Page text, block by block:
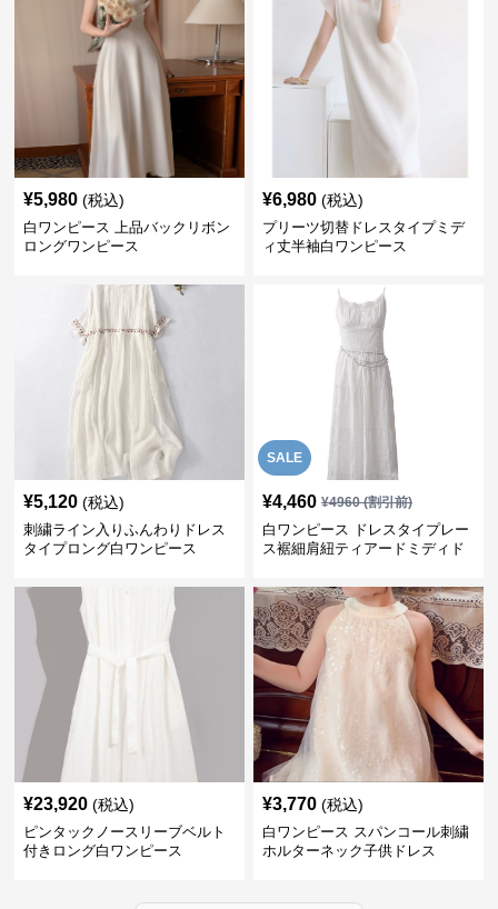
¥5,980 (税込)
白ワンピース 上品バックリボン
ロングワンピース
¥6,980 (税込)
プリーツ切替ドレスタイプミデ
ィ丈半袖白ワンピース
¥5,120 (税込)
刺繍ライン入りふんわりドレス
タイプロング白ワンピース
SALE
¥4,460 ¥4960(割引前)
白ワンピース ドレスタイプレー
ス裾細肩紐ティアードミディド
¥23,920 (税込)
ピンタックノースリーブベルト
付きロング白ワンピース
¥3,770 (税込)
白ワンピース スパンコール刺繍
ホルターネック子供ドレス